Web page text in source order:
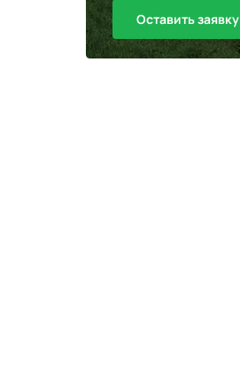
Оставить заявку